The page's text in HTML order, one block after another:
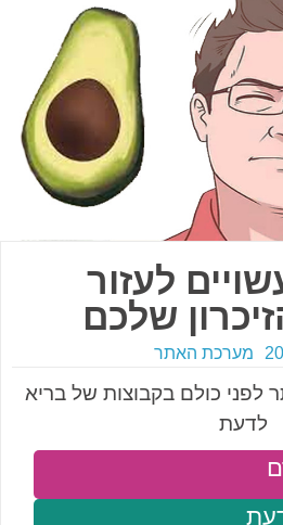
לעזור
שלכם
מערכת האתר
לפני כולם בקבוצות של בריא
לדעת